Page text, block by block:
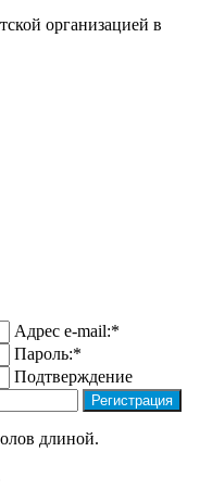
организацией в
Адрес e-mail:*
Пароль:*
Подтверждение
длиной.